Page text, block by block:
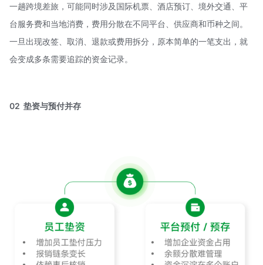
一趟跨境差旅，可能同时涉及国际机票、酒店预订、境外交通、平
台服务费和当地消费，费用分散在不同平台、供应商和币种之间。
一旦出现改签、取消、退款或费用拆分，原本简单的一笔支出，就
会变成多条需要追踪的资金记录。
02 垫资与预付并存